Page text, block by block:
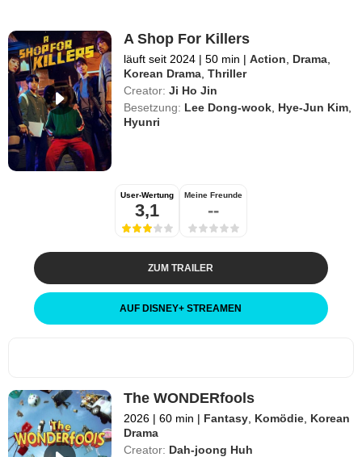
A Shop For Killers
läuft seit 2024 | 50 min | Action Drama
Korean Drama ,Thriller
Creator: Ji Ho Jin
Besetzung: Lee Dong-wook Hye-Jun Kim
Hyunri
User-Wertung
3,1
Meine Freunde
--
ZUM TRAILER
AUF DISNEY+ STREAMEN
The WONDERfools
2026 | 60 min | Fantasy Komödie Korean
Drama
Creator: Dah-joong Huh